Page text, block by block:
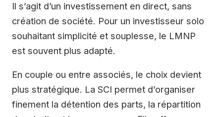
Il s’agit d’un investissement en direct, sans
création de société. Pour un investisseur solo
souhaitant simplicité et souplesse, le LMNP
est souvent plus adapté.
En couple ou entre associés, le choix devient
plus stratégique. La SCI permet d’organiser
finement la détention des parts, la répartition